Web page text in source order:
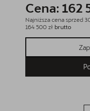
Cena: 162
Najniższa cena sprzed
164 500 zł brutto